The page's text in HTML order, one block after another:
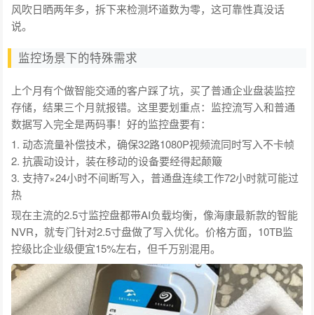
风吹日晒两年多，拆下来检测坏道数为零，这可靠性真没话
说。
监控场景下的特殊需求
上个月有个做智能交通的客户踩了坑，买了普通企业盘装监控
存储，结果三个月就报错。这里要划重点：监控流写入和普通
数据写入完全是两码事！好的监控盘要有：
1. 动态流量补偿技术，确保32路1080P视频流同时写入不卡帧
2. 抗震动设计，装在移动的设备要经得起颠簸
3. 支持7×24小时不间断写入，普通盘连续工作72小时就可能过
热
现在主流的2.5寸监控盘都带AI负载均衡，像海康最新款的智能
NVR，就专门针对2.5寸盘做了写入优化。价格方面，10TB监
控级比企业级便宜15%左右，但千万别混用。